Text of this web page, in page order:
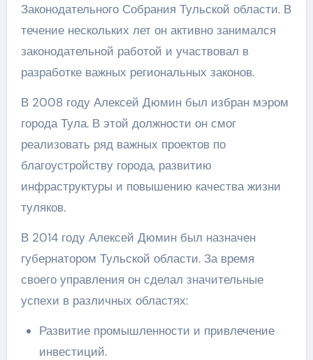
Законодательного Собрания Тульской области. В
течение нескольких лет он активно занимался
законодательной работой и участвовал в
разработке важных региональных законов.
В 2008 году Алексей Дюмин был избран мэром
города Тула. В этой должности он смог
реализовать ряд важных проектов по
благоустройству города, развитию
инфраструктуры и повышению качества жизни
туляков.
В 2014 году Алексей Дюмин был назначен
губернатором Тульской области. За время
своего управления он сделал значительные
успехи в различных областях:
Развитие промышленности и привлечение
инвестиций.